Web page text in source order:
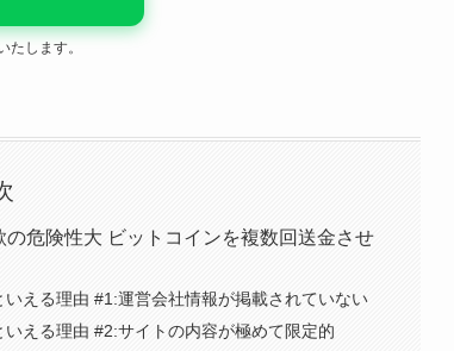
たします。
危険性大 ビットコインを複数回送金させ
える理由 #1:運営会社情報が掲載されていない
える理由 #2:サイトの内容が極めて限定的